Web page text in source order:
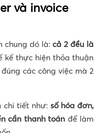
và invoice
chung dó là: cả 2 đều là
kế thực hiện thỏa thuận
các công việc mà 2
chi tiết như: số hóa đơn,
cần thanh toán để làm